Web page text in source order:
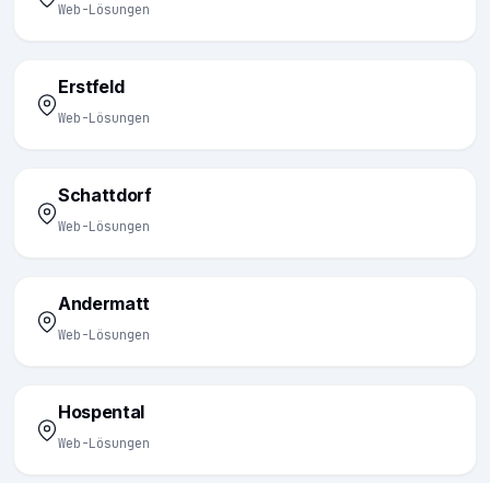
Web-Lösungen
Erstfeld
Web-Lösungen
Schattdorf
Web-Lösungen
Andermatt
Web-Lösungen
Hospental
Web-Lösungen